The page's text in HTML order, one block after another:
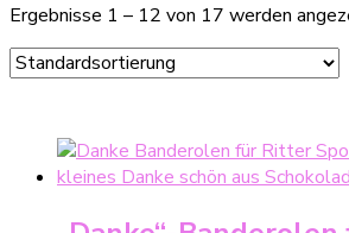
Ergebnisse 1 – 12 von 17 werden